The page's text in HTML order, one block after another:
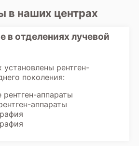
наших центрах
в отделениях лучевой
рентген-
поколения:
рентген-аппараты
аппараты